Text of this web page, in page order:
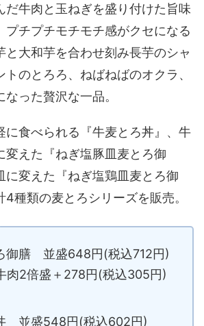
だ牛肉と玉ねぎを盛り付けた旨味
プチプチモチモチ感がクセになる
と大和芋を合わせ刻み長芋のシャ
のとろろ、ねばねばのオクラ、
った贅沢な一品。
に食べられる『牛麦とろ丼』、牛
変えた『ねぎ塩豚皿麦とろ御
に変えた『ねぎ塩鶏皿麦とろ御
4種類の麦とろシリーズを販売。
御膳 並盛648円(税込712円)
肉2倍盛＋278円(税込305円)
並盛548円(税込602円)